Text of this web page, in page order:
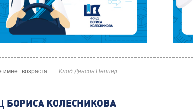
имеет возраста Клод Денсон Пеппер
БОРИСА КОЛЕСНИКОВА